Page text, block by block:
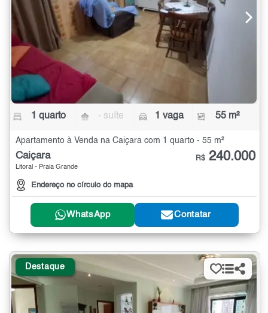
1 quarto - suíte 1 vaga 55 m²
Apartamento à Venda na Caiçara com 1 quarto - 55 m²
Caiçara
Litoral - Praia Grande
Endereço no círculo do mapa
R$ 240.000
WhatsApp Contatar
Destaque